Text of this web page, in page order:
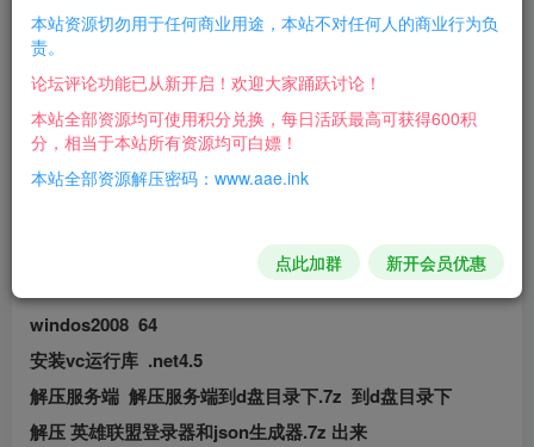
注意！！！
我并未测试此游戏是否可运行，但
是群里搭好的小伙伴已经在打5V5
windos2008 64
安装vc运行库 .net4.5
解压服务端 解压服务端到d盘目录下.7z 到d盘目录下
解压 英雄联盟登录器和json生成器.7z 出来
本站资源切勿用于任何商业用途，本站不对任何人的商业行为负
责。
论坛评论功能已从新开启！欢迎大家踊跃讨论！
本站全部资源均可使用积分兑换，每日活跃最高可获得600积
分，相当于本站所有资源均可白嫖！
本站全部资源解压密码：www.aae.ink
点此加群 新开会员优惠